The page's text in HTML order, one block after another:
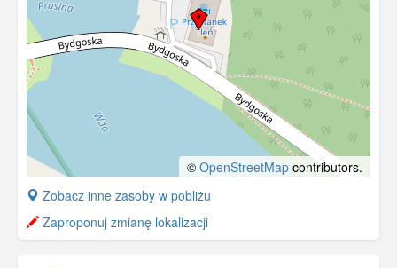
© OpenStreetMap contributors.
+
−
Zobacz inne zasoby w pobliżu
Zaproponuj zmianę lokalizacji